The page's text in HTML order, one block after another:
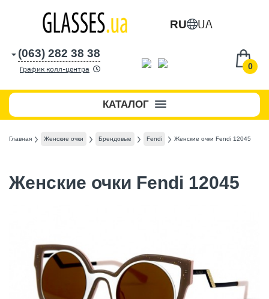
RU UA
0
(063) 282 38 38
График колл-центра
КАТАЛОГ
Главная Женские очки Брендовые Fendi Женские очки Fendi 12045
Женские очки Fendi 12045